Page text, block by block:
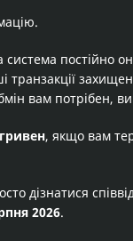
постійно
вам потрібен,
гривен, якщо вам
дізнатися
2026.